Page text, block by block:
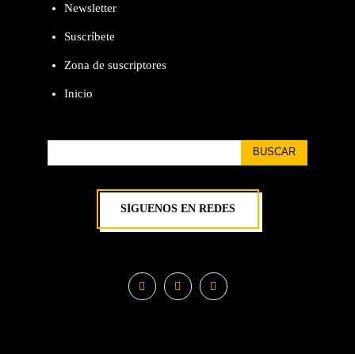
Newsletter
Suscríbete
Zona de suscriptores
Inicio
BUSCAR
SÍGUENOS EN REDES